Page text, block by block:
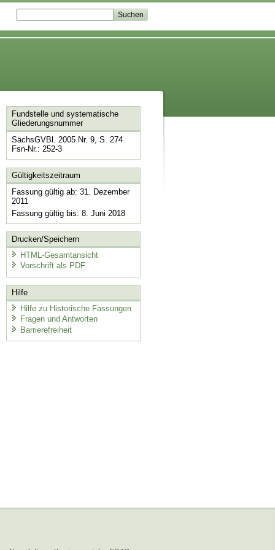
Fundstelle und systematische
Gliederungsnummer
SächsGVBl. 2005 Nr. 9, S. 274
Fsn-Nr.: 252-3
Gültigkeitszeitraum
Fassung gültig ab: 31. Dezember
2011
Fassung gültig bis: 8. Juni 2018
Drucken/Speichern
HTML-Gesamtansicht
Vorschrift als PDF
Hilfe
Hilfe zu Historische Fassungen
Fragen und Antworten
Barrierefreiheit